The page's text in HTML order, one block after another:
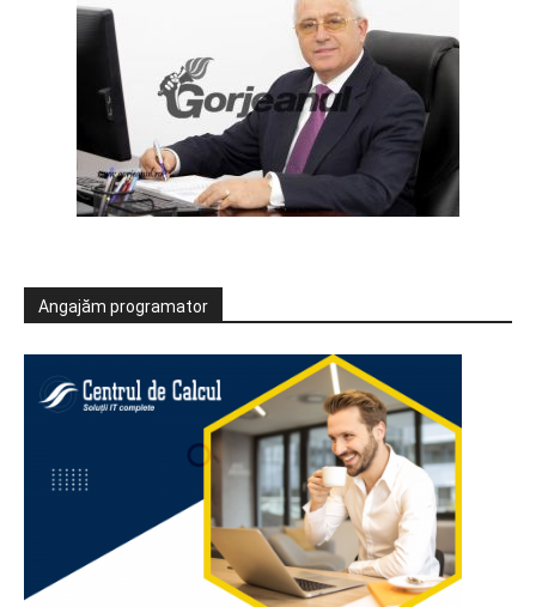
Angajăm programator